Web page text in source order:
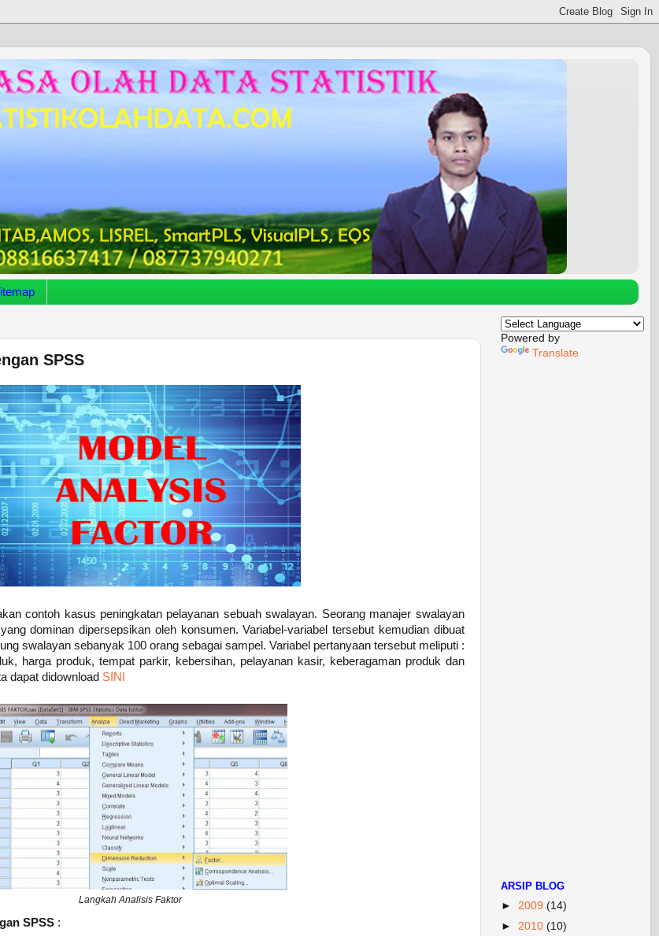
SPSS
contoh kasus peningkatan pelayanan sebuah swalayan. Seorang manajer swalayan
dominan dipersepsikan oleh konsumen. Variabel-variabel tersebut kemudian dibuat
swalayan sebanyak 100 orang sebagai sampel. Variabel pertanyaan tersebut meliputi :
harga produk, tempat parkir, kebersihan, pelayanan kasir, keberagaman produk dan
dapat didownload SINI
Langkah Analisis Faktor
SPSS:
Powered by
Translate
ARSIP BLOG
► 2009 (14)
► 2010 (10)